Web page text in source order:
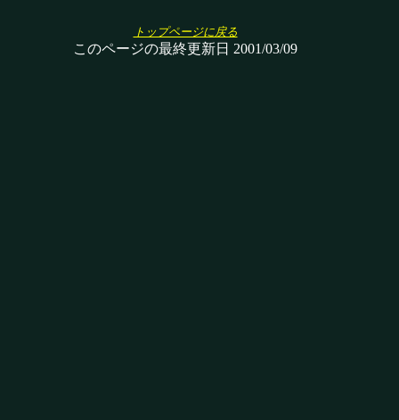
トップページに戻る
このページの最終更新日 2001/03/09